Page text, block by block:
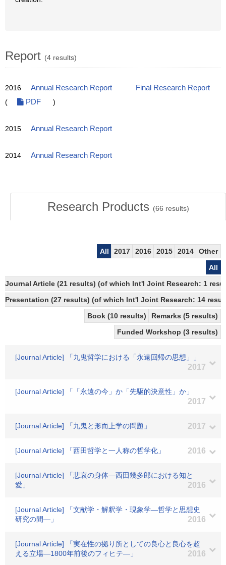
Report (4 results)
2016 Annual Research Report
Final Research Report
(
PDF )
2015 Annual Research Report
2014 Annual Research Report
Research Products (66 results)
All 2017 2016 2015 2014
Other
All
Journal Article (21 results) (of which Int'l Joint Research: 1
Presentation (27 results) (of which Int'l Joint Research: 14
Book (10 results)
Remarks (5 results)
Funded Workshop (3 results)
[Journal Article] 「九鬼哲学における「永遠回帰の思想」」
2017
[Journal Article] 「「永遠の今」か「先駆的決意性」か」
2017
[Journal Article] 「九鬼と形而上学の問題」 2017
[Journal Article] 「西田哲学と一人称の哲学化」 2016
[Journal Article] 「悲哀の身体―西田幾多郎における知と
愛」
2016
[Journal Article] 「文献学・解釈学・現象学―哲学と思想史
研究の間―」
2016
[Journal Article] 「実在性の拠り所としての良心と良心を超
える立場―1800年前後のフィヒテ―」
2016